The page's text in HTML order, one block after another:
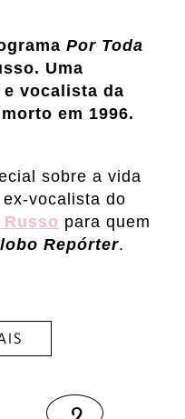
Por Toda
Uma
e vocalista da
em 1996.
sobre a vida
vocalista do
para quem
Repórter.